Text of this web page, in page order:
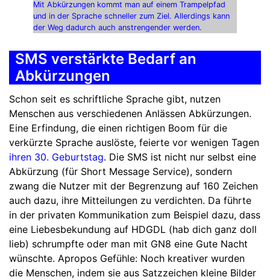
Mit Abkürzungen kommt man auf einem Trampelpfad
und in der Sprache schneller zum Ziel. Allerdings kann
der Weg dadurch auch anstrengender werden.
SMS verstärkte Bedarf an
Abkürzungen
Schon seit es schriftliche Sprache gibt, nutzen
Menschen aus verschiedenen Anlässen Abkürzungen.
Eine Erfindung, die einen richtigen Boom für die
verkürzte Sprache auslöste, feierte vor wenigen Tagen
ihren 30. Geburtstag. Die SMS ist nicht nur selbst eine
Abkürzung (für Short Message Service), sondern
zwang die Nutzer mit der Begrenzung auf 160 Zeichen
auch dazu, ihre Mitteilungen zu verdichten. Da führte
in der privaten Kommunikation zum Beispiel dazu, dass
eine Liebesbekundung auf HDGDL (hab dich ganz doll
lieb) schrumpfte oder man mit GN8 eine Gute Nacht
wünschte. Apropos Gefühle: Noch kreativer wurden
die Menschen, indem sie aus Satzzeichen kleine Bilder